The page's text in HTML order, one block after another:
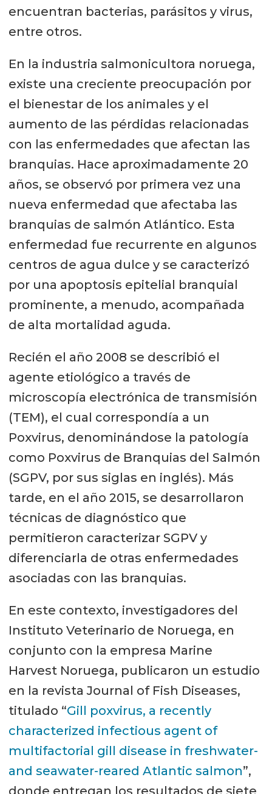
encuentran bacterias, parásitos y virus,
entre otros.
En la industria salmonicultora noruega,
existe una creciente preocupación por
el bienestar de los animales y el
aumento de las pérdidas relacionadas
con las enfermedades que afectan las
branquias. Hace aproximadamente 20
años, se observó por primera vez una
nueva enfermedad que afectaba las
branquias de salmón Atlántico. Esta
enfermedad fue recurrente en algunos
centros de agua dulce y se caracterizó
por una apoptosis epitelial branquial
prominente, a menudo, acompañada
de alta mortalidad aguda.
Recién el año 2008 se describió el
agente etiológico a través de
microscopía electrónica de transmisión
(TEM), el cual correspondía a un
Poxvirus, denominándose la patología
como Poxvirus de Branquias del Salmón
(SGPV, por sus siglas en inglés). Más
tarde, en el año 2015, se desarrollaron
técnicas de diagnóstico que
permitieron caracterizar SGPV y
diferenciarla de otras enfermedades
asociadas con las branquias.
En este contexto, investigadores del
Instituto Veterinario de Noruega, en
conjunto con la empresa Marine
Harvest Noruega, publicaron un estudio
en la revista Journal of Fish Diseases,
titulado “Gill poxvirus, a recently
characterized infectious agent of
multifactorial gill disease in freshwater-
and seawater-reared Atlantic salmon”,
donde entregan los resultados de siete